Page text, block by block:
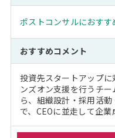
ポストコンサルにおすす
おすすめコメント
投資先スタートアップ
ンズオン支援を行うチ
ら、組織設計・採用活
で、CEOに並走して企業